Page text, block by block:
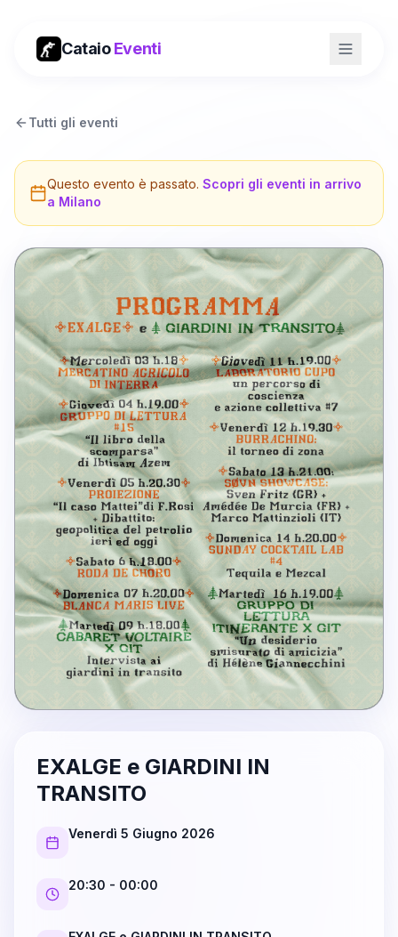
CataioEventi
Tutti gli eventi
Questo evento è passato. Scopri gli eventi in arrivo
a Milano
EXALGE e GIARDINI IN
TRANSITO
Venerdì 5 Giugno 2026
20:30 - 00:00